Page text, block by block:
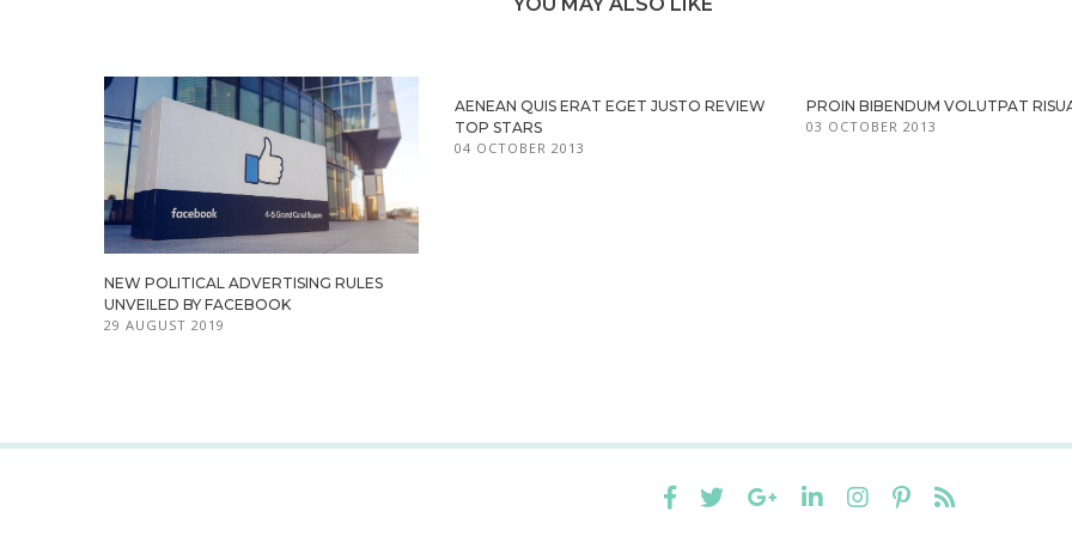
NEW POLITICAL ADVERTISING RULES
UNVEILED BY FACEBOOK
29 AUGUST 2019
AENEAN QUIS ERAT EGET JUSTO REVIEW
TOP STARS
04 OCTOBER 2013
PROIN BIBENDUM VOLUTPAT
03 OCTOBER 2013